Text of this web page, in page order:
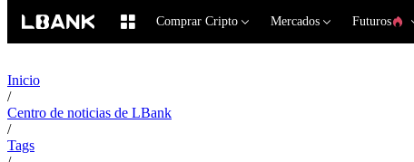
Comprar Cripto Mercados Futuros
Inicio
/
Centro de noticias de LBank
/
Tags